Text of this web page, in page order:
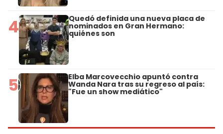
4 Quedó definida una nueva placa de
nominados en Gran Hermano:
quiénes son
5 Elba Marcovecchio apuntó contra
Wanda Nara tras su regreso al país:
"Fue un show mediático"